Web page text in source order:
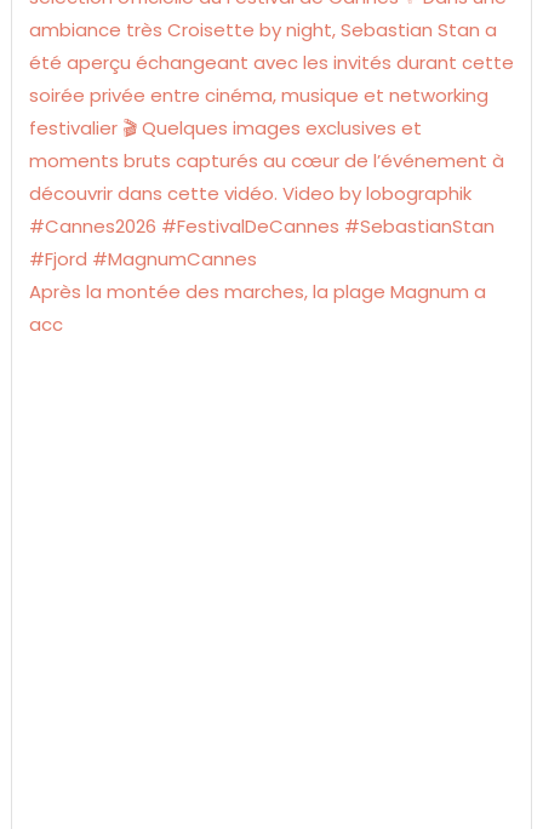
Après la montée des marches, la plage Magnum a
acc